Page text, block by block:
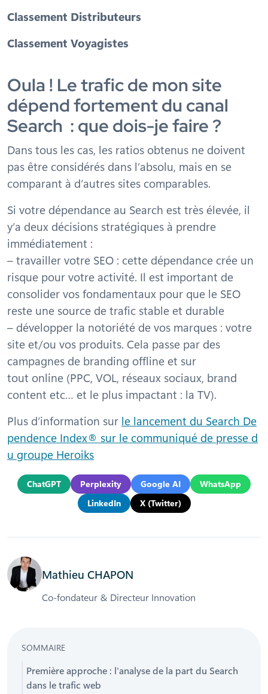
Classement Distributeurs
Classement Voyagistes
Oula ! Le trafic de mon site
dépend fortement du canal
Search : que dois-je faire ?
Dans tous les cas, les ratios obtenus ne doivent
pas être considérés dans l’absolu, mais en se
comparant à d’autres sites comparables.
Si votre dépendance au Search est très élevée, il
y’a deux décisions stratégiques à prendre
immédiatement :
– travailler votre SEO : cette dépendance crée un
risque pour votre activité. Il est important de
consolider vos fondamentaux pour que le SEO
reste une source de trafic stable et durable
– développer la notoriété de vos marques : votre
site et/ou vos produits. Cela passe par des
campagnes de branding offline et sur
tout online (PPC, VOL, réseaux sociaux, brand
content etc… et le plus impactant : la TV).
Plus d’information sur le lancement du Search De
pendence Index® sur le communiqué de presse d
u groupe Heroiks
ChatGPT Perplexity Google AI
WhatsApp
LinkedIn
X (Twitter)
Mathieu CHAPON
Co-fondateur & Directeur Innovation
SOMMAIRE
Première approche : l'analyse de la part du Search
dans le trafic web